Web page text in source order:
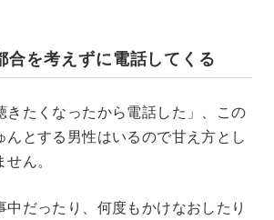
合を考えずに電話してくる
きたくなったから電話した」、この
んとする男性はいるので甘え方とし
ん。
中だったり、何度もかけなおしたり